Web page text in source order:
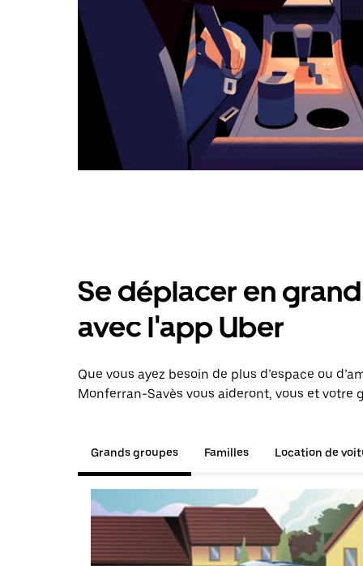
Se déplacer en
avec l'app Uber
Que vous ayez besoin de plus d’espace ou
Monferran-Savès vous aideront, vous et votre
Grands groupes Familles Location de